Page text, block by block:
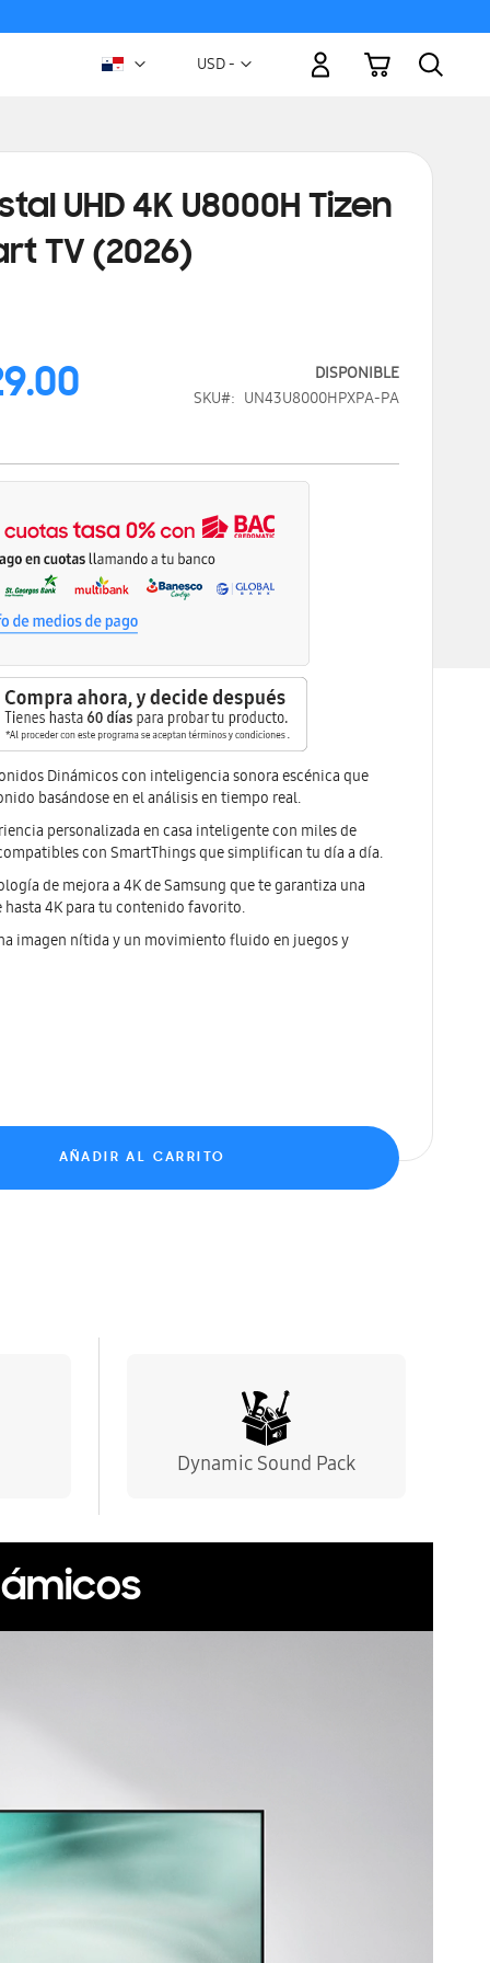
Moneda
USD -
Mi carrito
UHD 4K U8000H Tizen
TV (2026)
DISPONIBLE
SKU
UN43U8000HPXPA-PA
Dinámicos con inteligencia sonora escénica que
basándose en el análisis en tiempo real.
personalizada en casa inteligente con miles de
con SmartThings que simplifican tu día a día.
de mejora a 4K de Samsung que te garantiza una
4K para tu contenido favorito.
imagen nítida y un movimiento fluido en juegos y
AÑADIR AL CARRITO
Dynamic Sound Pack